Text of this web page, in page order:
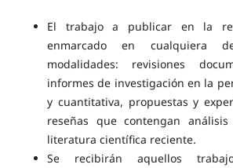
El trabajo a publicar en la
enmarcado en cualquiera
modalidades: revisiones
informes de investigación en la
y cuantitativa, propuestas y
reseñas que contengan
literatura científica reciente.
Se recibirán aquellos